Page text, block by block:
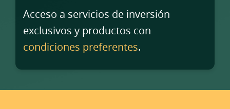
Acceso a servicios de inversión
exclusivos y productos con
condiciones preferentes.